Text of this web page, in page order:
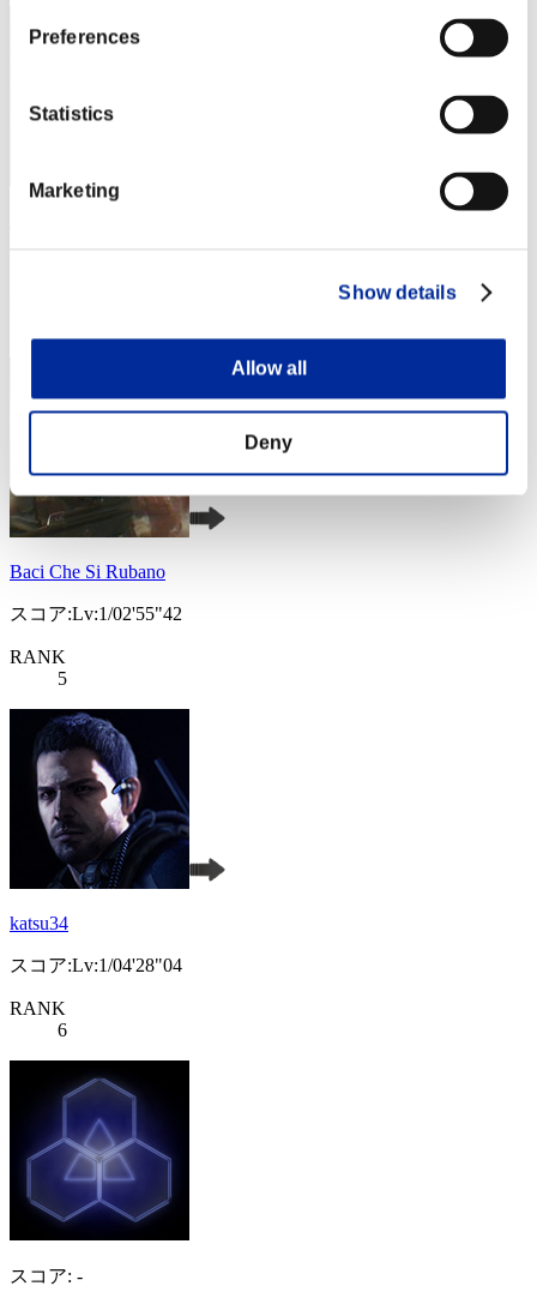
Preferences
Statistics
Marketing
Show details
Allow all
Deny
Baci Che Si Rubano
スコア:Lv:1/02'55"42
RANK
5
katsu34
スコア:Lv:1/04'28"04
RANK
6
スコア: -